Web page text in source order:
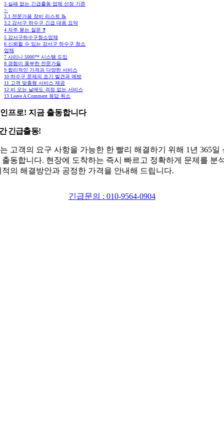
3 실패 없는 긴급출동 업체 선정 기준
✨
3.1 전문가용 장비 리스트 📝
3.2 강서구 하수구 긴급 대응 요약
4 자주 묻는 질문 ❓
5 강서구하수구청소업체
6 신뢰할 수 있는 강서구 하수구 청소
업체
7 샤리니 5000™ 시스템 도입
8 경험이 풍부한 전문가들
9 합리적인 가격과 다양한 서비스
10 하수구 문제의 조기 발견과 예방
11 고객 맞춤형 서비스 제공
12 비 오는 날에도 걱정 없는 서비스
13 Leave A Comment 응답 취소
프로! 지금 출동합니다
긴급출동!
고객의 요구 사항을 가능한 한 빨리 해결하기 위해 1년 365일
출동합니다. 현장에 도착하는 즉시 빠르고 정확하게 문제를 분
적의 해결방안과 공정한 가격을 안내해 드립니다.
긴급문의 : 010-9564-0904